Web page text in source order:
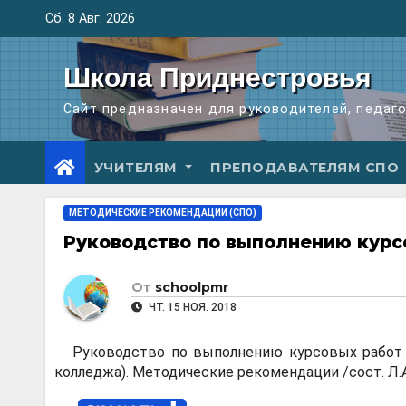
содержимому
Сб. 8 Авг. 2026
Школа Приднестровья
Сайт предназначен для руководителей,
УЧИТЕЛЯМ ПРЕПОДАВАТЕЛЯМ СПО
МЕТОДИЧЕСКИЕ РЕКОМЕНДАЦИИ (СПО)
Руководство по выполнению
От schoolpmr
ЧТ. 15 НОЯ. 2018
Руководство по выполнению курсовых
колледжа). Методические рекомендации /сост.